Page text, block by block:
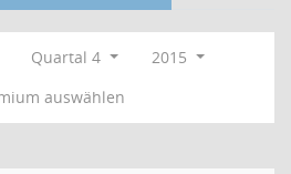
Quartal 4
2015
auswählen